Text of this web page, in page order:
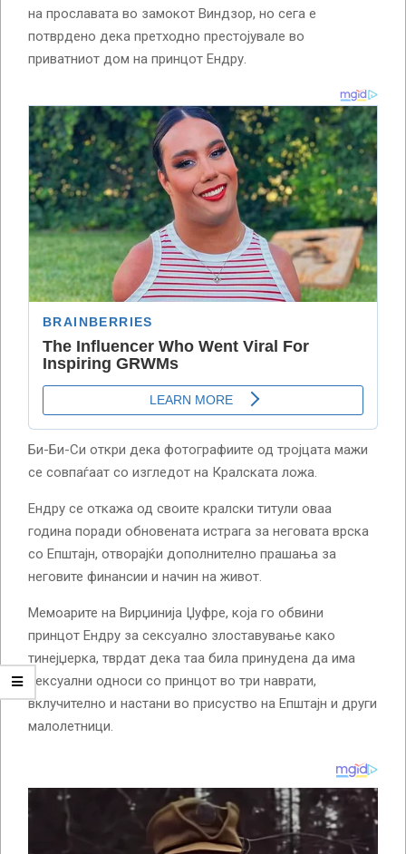
на прославата во замокот Виндзор, но сега е
потврдено дека претходно престојувале во
приватниот дом на принцот Ендру.
Би-Би-Си откри дека фотографиите од тројцата мажи
се совпаѓаат со изгледот на Кралската ложа.
Ендру се откажа од своите кралски титули оваа
година поради обновената истрага за неговата врска
со Епштајн, отворајќи дополнително прашања за
неговите финансии и начин на живот.
Мемоарите на Вирџинија Џуфре, која го обвини
принцот Ендру за сексуално злоставување како
тинејџерка, тврдат дека таа била принудена да има
сексуални односи со принцот во три наврати,
вклучително и настани во присуство на Епштајн и други
малолетници.